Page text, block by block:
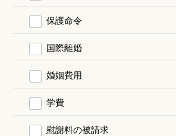
保護命令
国際離婚
婚姻費用
学費
慰謝料の被請求